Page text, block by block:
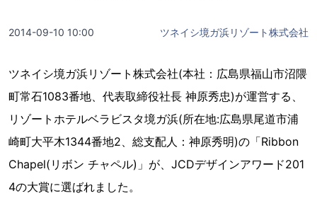
2014-09-10 10:00 ツネイシ境ガ浜リゾート株式会社
ツネイシ境ガ浜リゾート株式会社(本社：広島県福山市沼隈
町常石1083番地、代表取締役社長 神原秀忠)が運営する、
リゾートホテルベラビスタ境ガ浜(所在地:広島県尾道市浦
崎町大平木1344番地2、総支配人：神原秀明)の「Ribbon
Chapel(リボン チャペル)」が、JCDデザインアワード201
4の大賞に選ばれました。